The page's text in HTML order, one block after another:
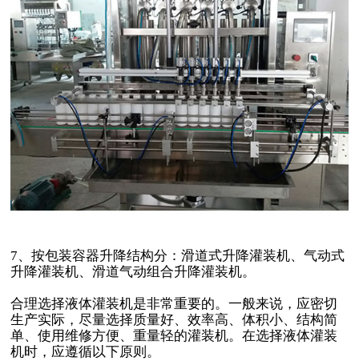
7、按包装容器升降结构分：滑道式升降灌装机、气动式
升降灌装机、滑道气动组合升降灌装机。
合理选择液体灌装机是非常重要的。一般来说，应密切
生产实际，尽量选择质量好、效率高、体积小、结构简
单、使用维修方便、重量轻的灌装机。在选择液体灌装
机时，应遵循以下原则。